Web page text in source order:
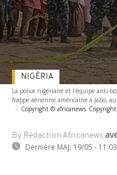
La police nigériane et l'équipe anti-
frappe aérienne américaine à Jabo,
- Copyright © africanews Copyright
By Rédaction Africanews
Dernière MAJ: 19/05 - 11:03
NIGÉRIA